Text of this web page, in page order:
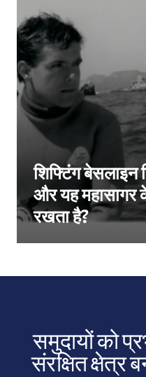
शिफ्टिंग बेसलाइन
और यह महासागर
रखता है?
समुदायों को
संरक्षित क्षेत्र